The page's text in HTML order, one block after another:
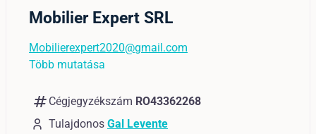
Mobilier Expert SRL
Mobilierexpert2020@gmail.com
Több mutatása
numbers Cégjegyzékszám RO43362268
Tulajdonos Gal Levente